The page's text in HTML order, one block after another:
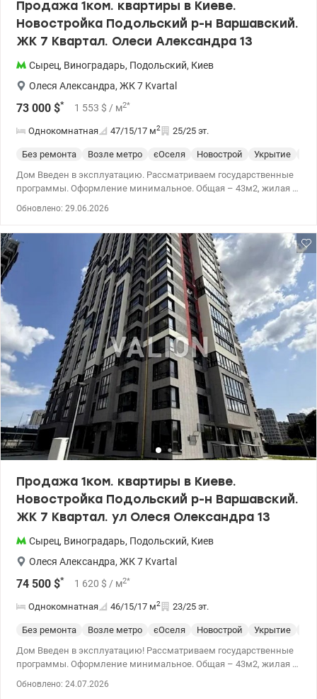
Продажа 1ком. квартиры в Киеве.
Новостройка Подольский р-н Варшавский.
ЖК 7 Квартал. Олеси Александра 13
Сырец, Виноградарь, Подольский, Киев
Олеся Александра, ЖК 7 Kvartal
73 000 $* 1 553 $ / м2*
Однокомнатная 47/15/17 м2 25/25 эт.
Без ремонта Возле метро єОселя Новострой Укрытие
Дом Введен в эксплуатацию. Рассматриваем государственные
программы. Оформление минимальное. Общая – 43м2, жилая –
Предлагается 1к в новом ЖК Седьмой Квартал по ул.
введен в эксплуатацию в 2кв. 2025; * квартира без ремонта,
после строителей; * расположена на 15 эт/25 эт.д. и имеет
невероятные обзорные характеристики; * удобная планировка -
комната + кухня-гостиная; * установлены счетчики на воду,
отопление и электроэнергию. Есть разные этажи Видеообзор
квартиры по запросу Анастасия 0932311808 Цена:73000 у.е
valion.ua/1153119
Обновлено: 29.06.2026
Продажа 1ком. квартиры в Киеве.
Новостройка Подольский р-н Варшавский.
ЖК 7 Квартал. ул Олеся Олександра 13
Сырец, Виноградарь, Подольский, Киев
Олеся Александра, ЖК 7 Kvartal
74 500 $* 1 620 $ / м2*
Однокомнатная 46/15/17 м2 23/25 эт.
Без ремонта Возле метро єОселя Новострой Укрытие
Дом Введен в эксплуатацию! Рассматриваем государственные
программы. Оформление минимальное. Общая – 43м2, жилая –
Предлагается 1к в новом ЖК Седьмой Квартал по ул.
Обновлено: 24.07.2026